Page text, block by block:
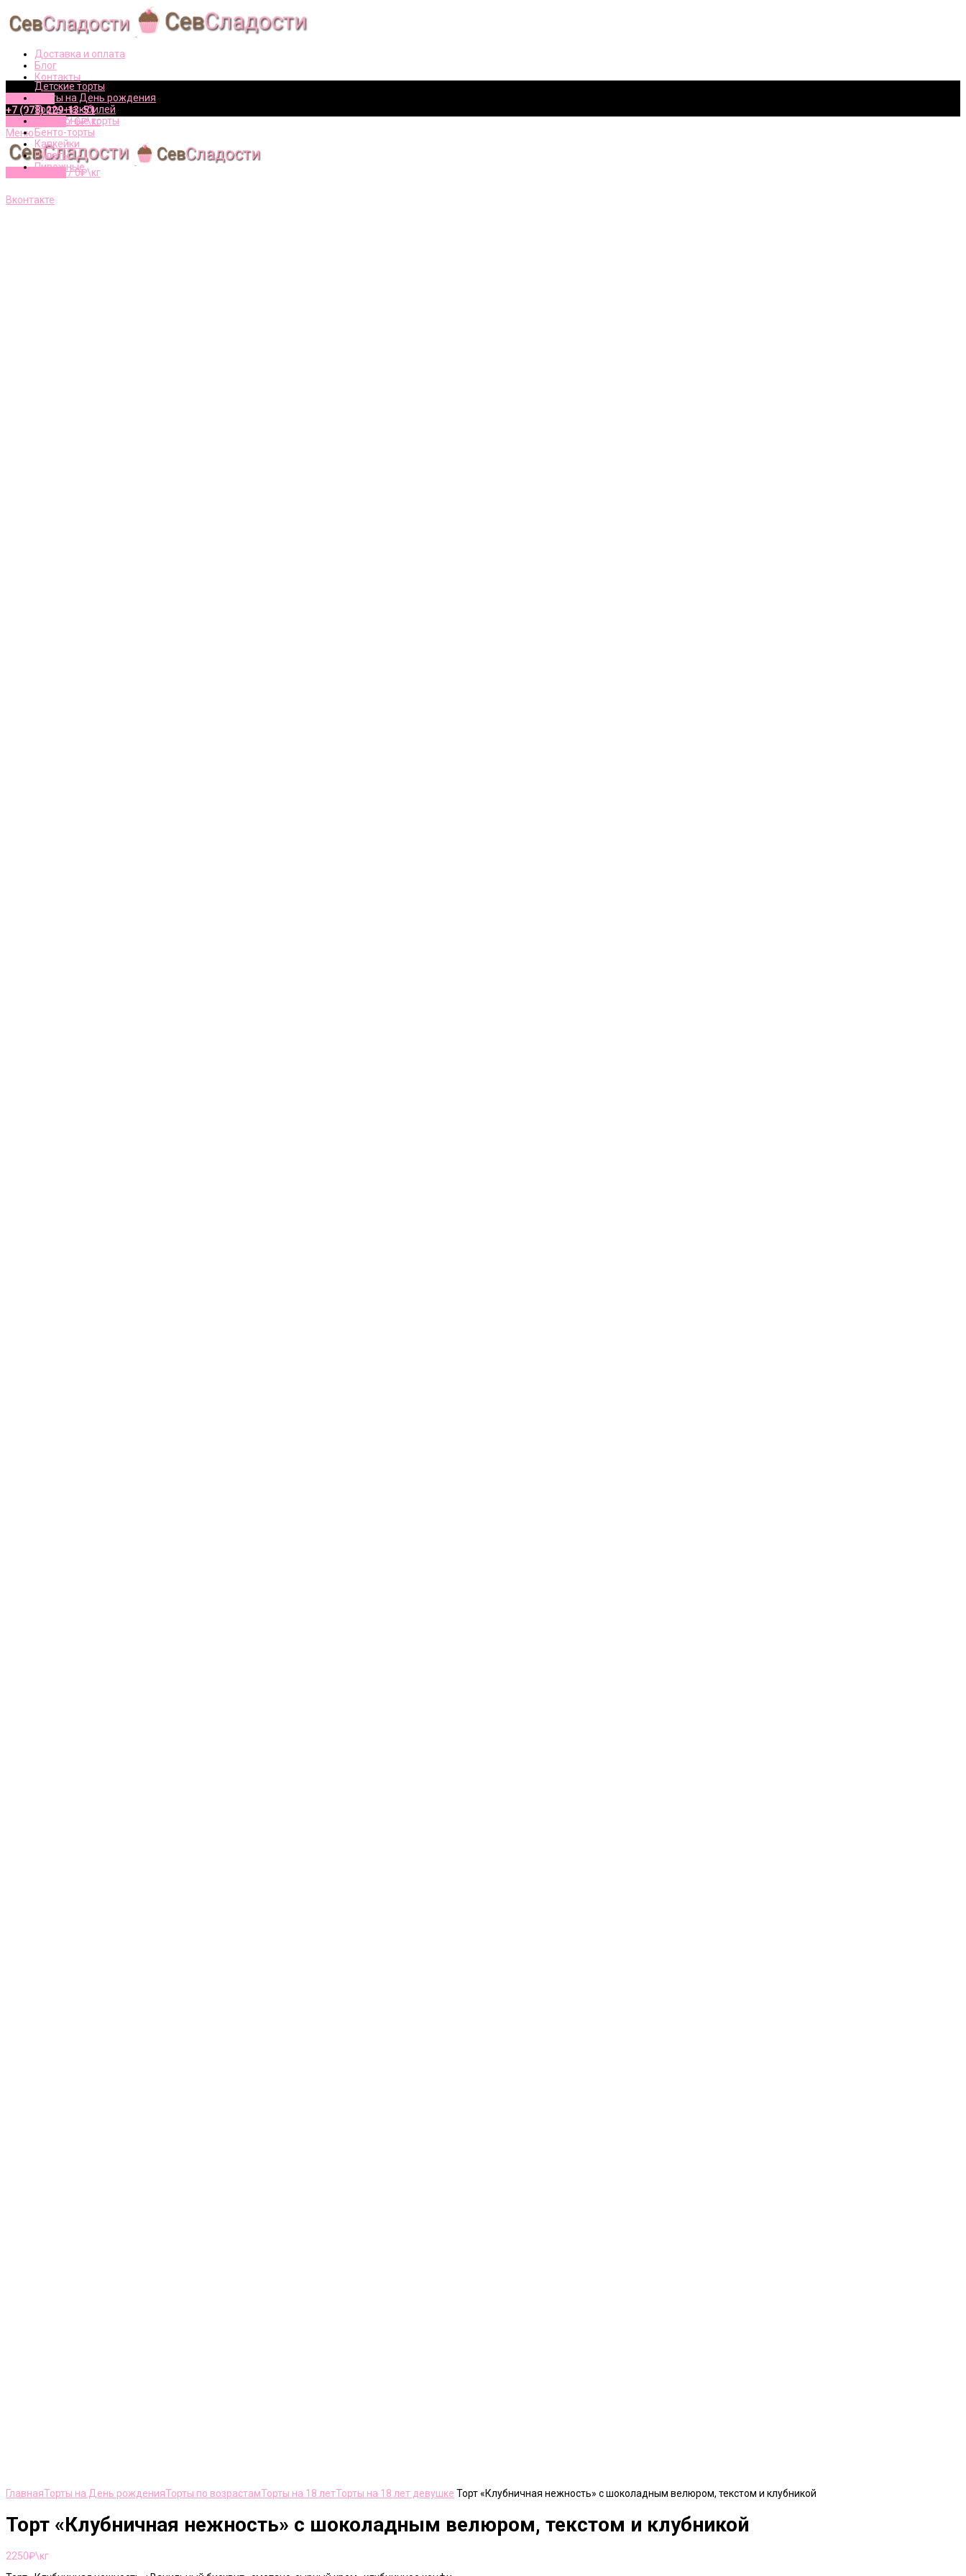
Доставка и оплата
Блог
Контакты
Вконтакте
+7 (978) 229-13-51
элементов /0₽\кг
Меню
элементов /0₽\кг
Детские торты
Торты на День рождения
Торты на юбилей
Свадебные торты
Бенто-торты
Капкейки
Рулеты
Пирожные
Вконтакте
ГлавнаяТорты на День рожденияТорты по возрастамТорты на 18 летТорты на 18 лет девушке Торт «Клубничная нежность» с шоколадным велюром, текстом и клубникой
Торт «Клубничная нежность» с шоколадным велюром, текстом и клубникой
2250₽\кг